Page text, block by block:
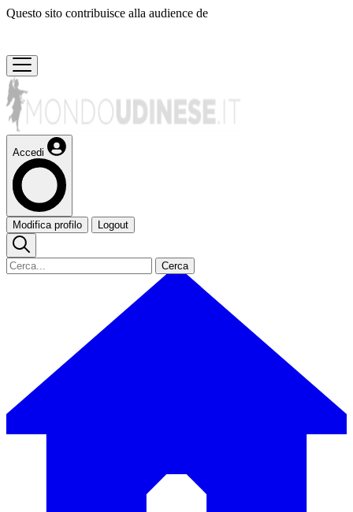
Questo sito contribuisce alla audience de
Accedi
Modifica profilo Logout
Cerca